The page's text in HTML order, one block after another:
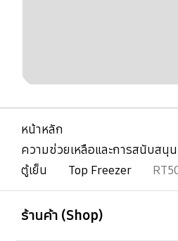
หน้าหลัก
ความช่วยเหลือและการสนับส
ตู้เย็น
Top Freezer
ร้านค้า (Shop)